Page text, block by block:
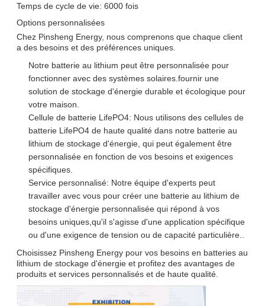
Temps de cycle de vie: 6000 fois
Options personnalisées
Chez Pinsheng Energy, nous comprenons que chaque client
a des besoins et des préférences uniques.
Notre batterie au lithium peut être personnalisée pour
fonctionner avec des systèmes solaires.fournir une
solution de stockage d'énergie durable et écologique pour
votre maison.
Cellule de batterie LifePO4: Nous utilisons des cellules de
batterie LifePO4 de haute qualité dans notre batterie au
lithium de stockage d'énergie, qui peut également être
personnalisée en fonction de vos besoins et exigences
spécifiques.
Service personnalisé: Notre équipe d'experts peut
travailler avec vous pour créer une batterie au lithium de
stockage d'énergie personnalisée qui répond à vos
besoins uniques,qu'il s'agisse d'une application spécifique
ou d'une exigence de tension ou de capacité particulière..
Choisissez Pinsheng Energy pour vos besoins en batteries au
lithium de stockage d'énergie et profitez des avantages de
produits et services personnalisés et de haute qualité.